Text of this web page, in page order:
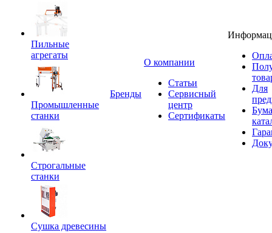
Пильные
агрегаты
Промышленные
станки
Строгальные
станки
Сушка древесины
Бренды
O компании
Статьи
Сервисный
центр
Сертификаты
Для